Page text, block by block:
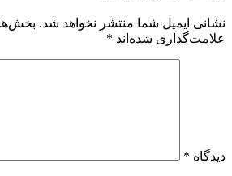
نشانی ایمیل شما منتشر نخواهد شد.
علامت‌گذاری شده‌اند *
دیدگاه *